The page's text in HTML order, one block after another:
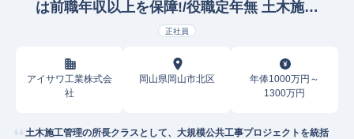
は前職年収以上を保障!/役職定年無 土木施工
管理
正社員
アイサワ工業株式会
社
岡山県岡山市北区
年俸1000万円～
1300万円
土木施工管理の所長クラスとして、大規模公共工事プロジェクトを統括